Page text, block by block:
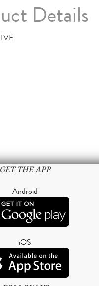
Details
GET THE APP
Android
iOS